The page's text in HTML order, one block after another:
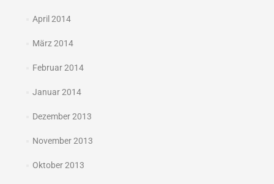
April 2014
März 2014
Februar 2014
Januar 2014
Dezember 2013
November 2013
Oktober 2013